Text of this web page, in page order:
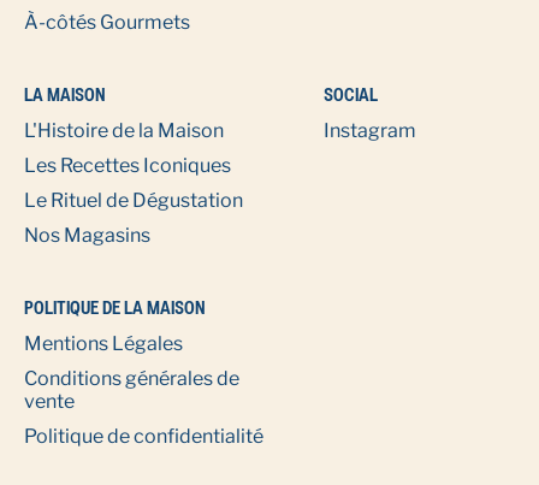
À-côtés Gourmets
LA MAISON
L'Histoire de la Maison
Les Recettes Iconiques
Le Rituel de Dégustation
Nos Magasins
SOCIAL
Instagram
POLITIQUE DE LA MAISON
Mentions Légales
Conditions générales de
vente
Politique de confidentialité